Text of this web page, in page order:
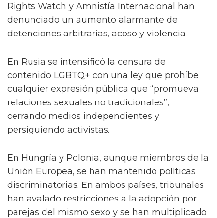
Rights Watch y Amnistía Internacional han
denunciado un aumento alarmante de
detenciones arbitrarias, acoso y violencia.
En Rusia se intensificó la censura de
contenido LGBTQ+ con una ley que prohíbe
cualquier expresión pública que “promueva
relaciones sexuales no tradicionales”,
cerrando medios independientes y
persiguiendo activistas.
En Hungría y Polonia, aunque miembros de la
Unión Europea, se han mantenido políticas
discriminatorias. En ambos países, tribunales
han avalado restricciones a la adopción por
parejas del mismo sexo y se han multiplicado